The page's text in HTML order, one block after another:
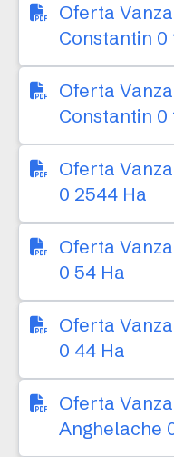
Oferta
Constantin 0
Oferta
Constantin 0
Oferta
0 2544 Ha
Oferta
0 54 Ha
Oferta
0 44 Ha
Oferta
Anghelache